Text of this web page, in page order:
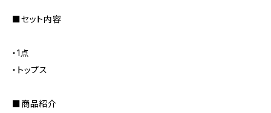
■セット内容
・1点
・トップス
■商品紹介